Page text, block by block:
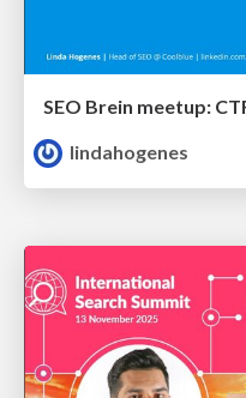
lindahogenes